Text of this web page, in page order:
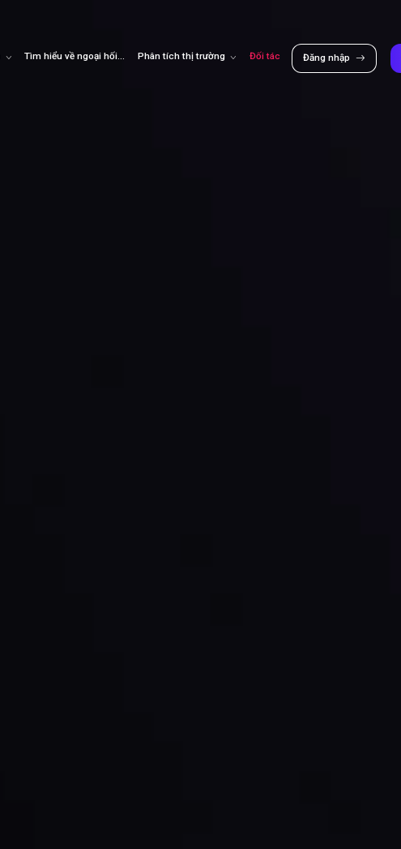
Tìm hiểu về ngoại hối Phân tích thị trường Đối tác Đăng nhập